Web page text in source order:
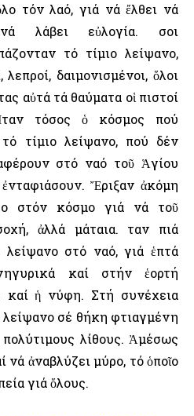
τόν λαό, γιά νά ἔλθει νά
λάβει εὐλογία. Ὅσοι
τό τίμιο λείψανο,
δαιμονισμένοι, ὅλοι
αὐτά τά θαύματα οἱ πιστοί
τόσος ὁ κόσμος πού
τίμιο λείψανο, πού δέν
στό ναό τοῦ Ἁγίου
Ἔριξαν ἀκόμη
στόν κόσμο γιά νά τοῦ
ἀλλά μάταια. Ὅταν πιά
λείψανο στό ναό, γιά ἑπτά
καί στήν ἑορτή
καί ἡ νύφη. Στή συνέχεια
λείψανο σέ θήκη φτιαγμένη
λίθους. Ἀμέσως
νά ἀναβλύζει μύρο, τό ὁποῖο
γιά ὅλους.